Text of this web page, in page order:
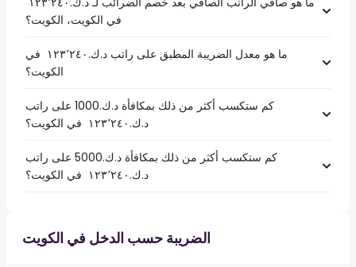
في الكويت، الكويت؟
ما هو معدل الضريبة المطبق على راتب د.ك.‏١٢٣٬٢٤٠ ‏ في
الكويت؟
كم ستكسب أكثر من ذلك بمكافأة د.ك.1000 على راتب
د.ك.‏١٢٣٬٢٤٠ ‏ في الكويت؟
كم ستكسب أكثر من ذلك بمكافأة د.ك.5000 على راتب
د.ك.‏١٢٣٬٢٤٠ ‏ في الكويت؟
الضريبة حسب الدخل في الكويت